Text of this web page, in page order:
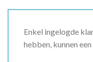
Enkel ingelogde
hebben, kunnen